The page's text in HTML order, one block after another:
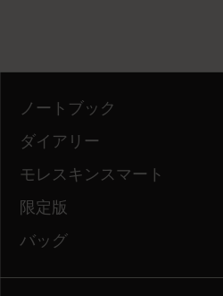
ノートブック
ダイアリー
モレスキンスマート
限定版
バッグ